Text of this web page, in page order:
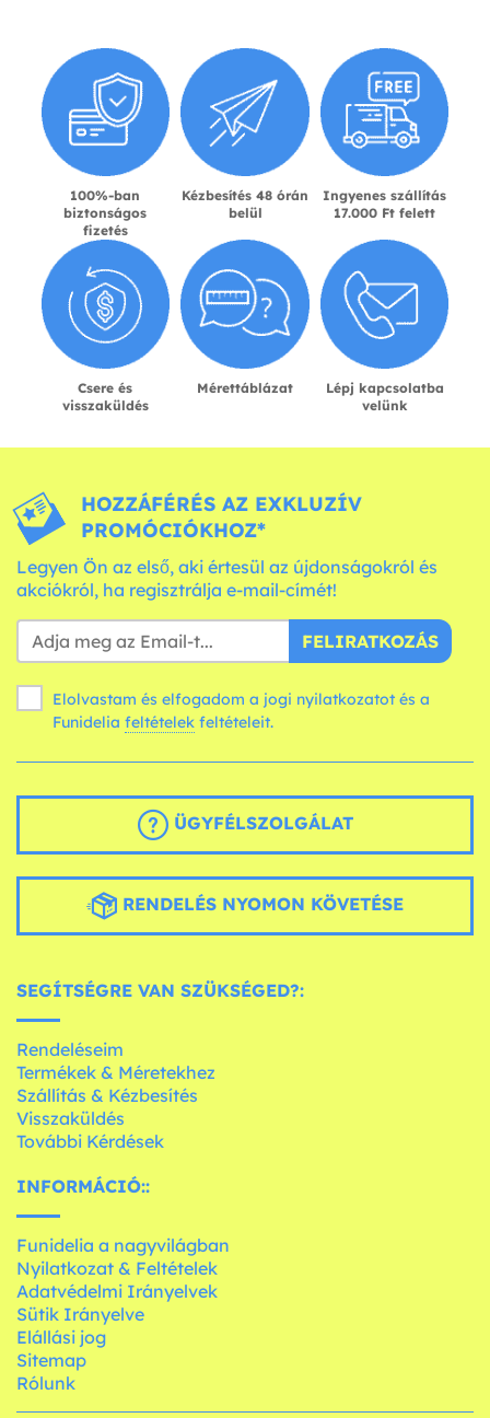
100%-ban
biztonságos
fizetés
Kézbesítés 48 órán
belül
Ingyenes szállítás
17.000 Ft felett
Csere és
visszaküldés
Mérettáblázat
Lépj kapcsolatba
velünk
HOZZÁFÉRÉS AZ EXKLUZÍV
PROMÓCIÓKHOZ*
Legyen Ön az első, aki értesül az újdonságokról és
akciókról, ha regisztrálja e-mail-címét!
FELIRATKOZÁS
Elolvastam és elfogadom a jogi nyilatkozatot és a
Funidelia feltételek feltételeit.
ÜGYFÉLSZOLGÁLAT
RENDELÉS NYOMON KÖVETÉSE
SEGÍTSÉGRE VAN SZÜKSÉGED?:
Rendeléseim
Termékek & Méretekhez
Szállítás & Kézbesítés
Visszaküldés
További Kérdések
INFORMÁCIÓ::
Funidelia a nagyvilágban
Nyilatkozat & Feltételek
Adatvédelmi Irányelvek
Sütik Irányelve
Elállási jog
Sitemap
Rólunk